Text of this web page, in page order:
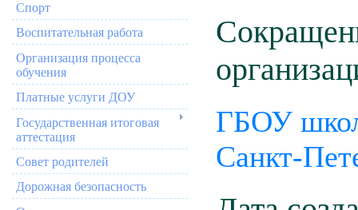
Спорт
Воспитательная работа
Организация процесса
обучения
Платные услуги ДОУ
Государственная итоговая
аттестация
Совет родителей
Дорожная безопасность
ГБОУ
Санкт-